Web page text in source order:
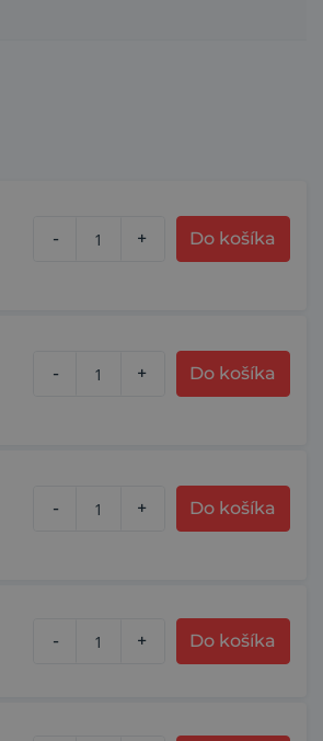
- + Do košíka
- + Do košíka
- + Do košíka
- + Do košíka